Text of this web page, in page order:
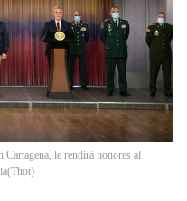
le rendirá honores al
(Thot)